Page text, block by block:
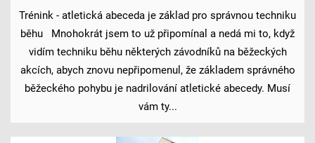
Trénink - atletická abeceda je základ pro správnou techniku
běhu Mnohokrát jsem to už připomínal a nedá mi to, když
vidím techniku běhu některých závodníků na běžeckých
akcích, abych znovu nepřipomenul, že základem správného
běžeckého pohybu je nadrilování atletické abecedy. Musí
vám ty...